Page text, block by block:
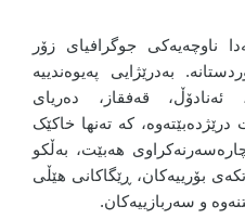
ناوچەیەکی جوگرافیای زۆر
بەدرێژایی پەیوەندییە
ئەنادۆڵ، قەفقاز، دەریای
کە تەنها خاکێک
هەبێت، بەڵکو
بۆرییەکان، ڕێگاکانی هێڵی
و سەربازییەکان.